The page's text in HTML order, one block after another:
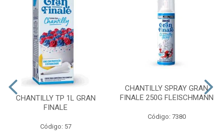
CHANTILLY TP 1L GRAN
FINALE
Código: 57
CHANTILLY SPRAY GRAN
FINALE 250G FLEISCHMANN
Código: 7380